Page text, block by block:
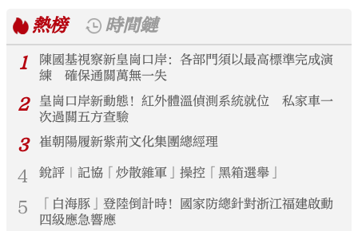
熱榜
時間鏈
1
陳國基視察新皇崗口岸：各部門須以最高標準完成演
練 確保通關萬無一失
2
皇崗口岸新動態！紅外體溫偵測系統就位 私家車一
次過關五方查驗
3 崔朝陽履新紫荊文化集團總經理
4 銳評｜記協「炒散雜軍」操控「黑箱選舉」
5
「白海豚」登陸倒計時！國家防總針對浙江福建啟動
四級應急響應